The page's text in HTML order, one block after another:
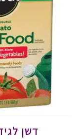
דשן